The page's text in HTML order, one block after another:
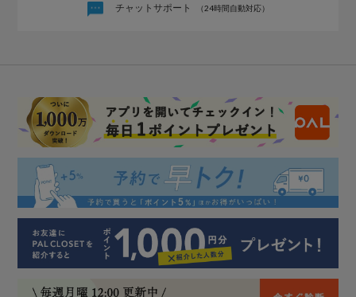
チャットサポート （24時間自動対応）